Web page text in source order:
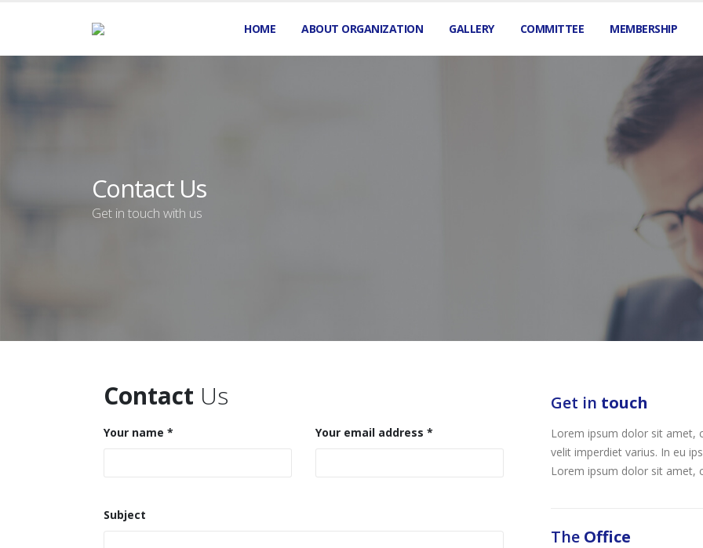
HOME ABOUT ORGANIZATION GALLERY COMMITTEE MEMBERSHIP
Contact Us
Get in touch with us
Contact Us
Your name * Your email address *
Subject
Get in touch
Lorem ipsum dolor sit amet,
velit imperdiet varius. In eu
Lorem ipsum dolor sit amet,
The Office